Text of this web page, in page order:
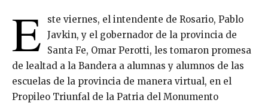
E
ste viernes, el intendente de Rosario, Pablo
Javkin, y el gobernador de la provincia de
Santa Fe, Omar Perotti, les tomaron promesa
de lealtad a la Bandera a alumnas y alumnos de las
escuelas de la provincia de manera virtual, en el
Propileo Triunfal de la Patria del Monumento